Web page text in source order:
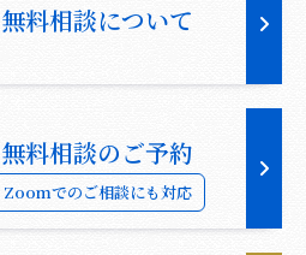
無料相談について
無料相談のご予約
Zoomでのご相談にも対応